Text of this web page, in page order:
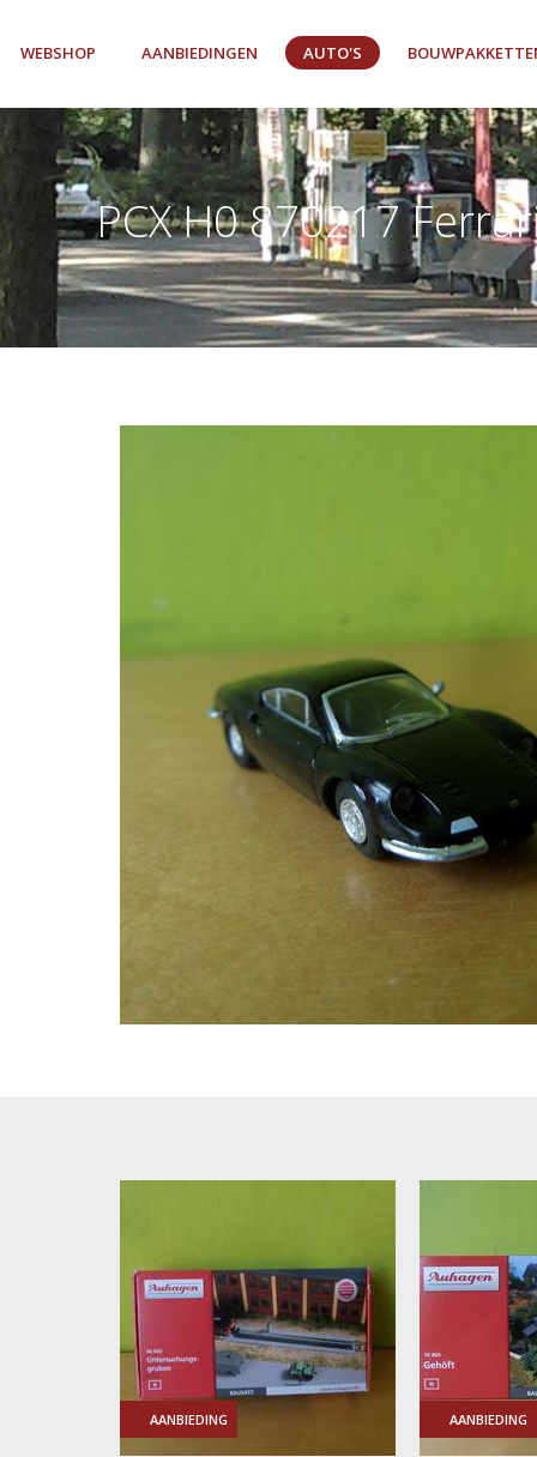
WEBSHOP AANBIEDINGEN AUTO'S
PCX H0 870217
AANBIEDING AANBIEDING